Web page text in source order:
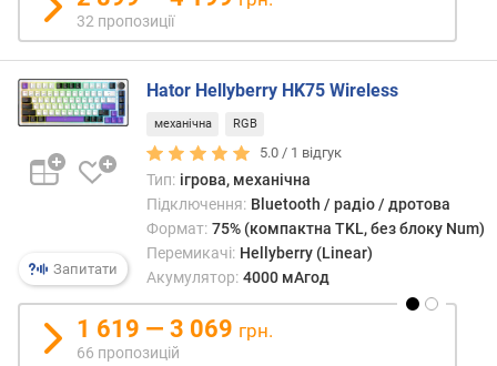
в
т
и
к
л
і
ш
к
о
32 пропозиції
Запитати
Hator Hellyberry HK75 Wireless
механічна RGB
5.0 / 1 відгук
Тип: ігрова, механічна
Підключення: Bluetooth / радіо / дротова
Формат: 75% (компактна TKL, без блоку Num)
Перемикачі: Hellyberry (Linear)
Акумулятор: 4000 мАгод
1 619 — 3 069 грн.
66 пропозицій